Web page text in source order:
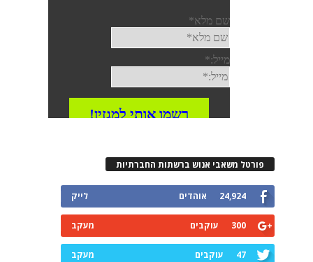
פורטל משאבי אנוש ברשתות החברתיות
24,924 אוהדים לייק
300 עוקבים מעקב
47 עוקבים מעקב